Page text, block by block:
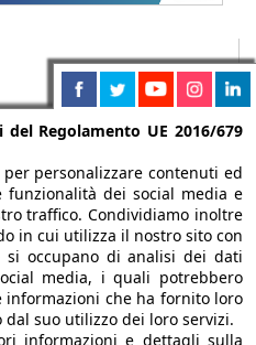
la tua pubblicità
Iscriviti alla
Regolamento UE 2016/679
personalizzare contenuti ed
dei social media e
traffico. Condividiamo inoltre
in cui utilizza il nostro sito con
occupano di analisi dei dati
media, i quali potrebbero
informazioni che ha fornito loro
dal suo utilizzo dei loro servizi.
informazioni e dettagli sulla